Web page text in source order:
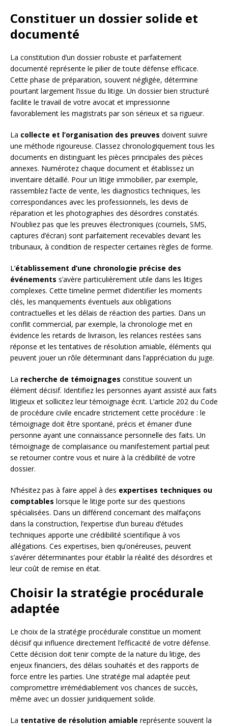
Constituer un dossier solide et
documenté
La constitution d’un dossier robuste et parfaitement
documenté représente le pilier de toute défense efficace.
Cette phase de préparation, souvent négligée, détermine
pourtant largement l’issue du litige. Un dossier bien structuré
facilite le travail de votre avocat et impressionne
favorablement les magistrats par son sérieux et sa rigueur.
La collecte et l’organisation des preuves doivent suivre
une méthode rigoureuse. Classez chronologiquement tous les
documents en distinguant les pièces principales des pièces
annexes. Numérotez chaque document et établissez un
inventaire détaillé. Pour un litige immobilier, par exemple,
rassemblez l’acte de vente, les diagnostics techniques, les
correspondances avec les professionnels, les devis de
réparation et les photographies des désordres constatés.
N’oubliez pas que les preuves électroniques (courriels, SMS,
captures d’écran) sont parfaitement recevables devant les
tribunaux, à condition de respecter certaines règles de forme.
L’établissement d’une chronologie précise des
événements s’avère particulièrement utile dans les litiges
complexes. Cette timeline permet d’identifier les moments
clés, les manquements éventuels aux obligations
contractuelles et les délais de réaction des parties. Dans un
conflit commercial, par exemple, la chronologie met en
évidence les retards de livraison, les relances restées sans
réponse et les tentatives de résolution amiable, éléments qui
peuvent jouer un rôle déterminant dans l’appréciation du juge.
La recherche de témoignages constitue souvent un
élément décisif. Identifiez les personnes ayant assisté aux faits
litigieux et sollicitez leur témoignage écrit. L’article 202 du Code
de procédure civile encadre strictement cette procédure : le
témoignage doit être spontané, précis et émaner d’une
personne ayant une connaissance personnelle des faits. Un
témoignage de complaisance ou manifestement partial peut
se retourner contre vous et nuire à la crédibilité de votre
dossier.
N’hésitez pas à faire appel à des expertises techniques ou
comptables lorsque le litige porte sur des questions
spécialisées. Dans un différend concernant des malfaçons
dans la construction, l’expertise d’un bureau d’études
techniques apporte une crédibilité scientifique à vos
allégations. Ces expertises, bien qu’onéreuses, peuvent
s’avérer déterminantes pour établir la réalité des désordres et
leur coût de remise en état.
Choisir la stratégie procédurale
adaptée
Le choix de la stratégie procédurale constitue un moment
décisif qui influence directement l’efficacité de votre défense.
Cette décision doit tenir compte de la nature du litige, des
enjeux financiers, des délais souhaités et des rapports de
force entre les parties. Une stratégie mal adaptée peut
compromettre irrémédiablement vos chances de succès,
même avec un dossier juridiquement solide.
La tentative de résolution amiable représente souvent la